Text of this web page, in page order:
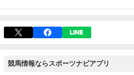
競馬情報ならスポーツナビアプリ